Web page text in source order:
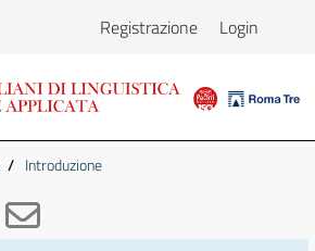
Registrazione Login
/ Introduzione